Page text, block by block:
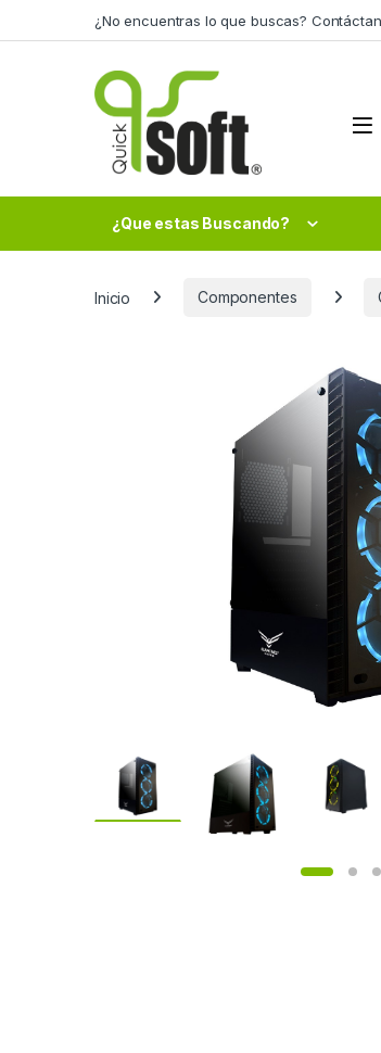
¿No encuentras lo que buscas?
¿Que estas Buscando?
Inicio Componentes